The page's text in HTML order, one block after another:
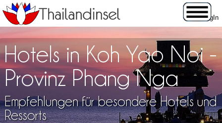
Hotels in Koh Yao Noi -
Provinz Phang Nga
Empfehlungen für besondere Hotels und
Ressorts